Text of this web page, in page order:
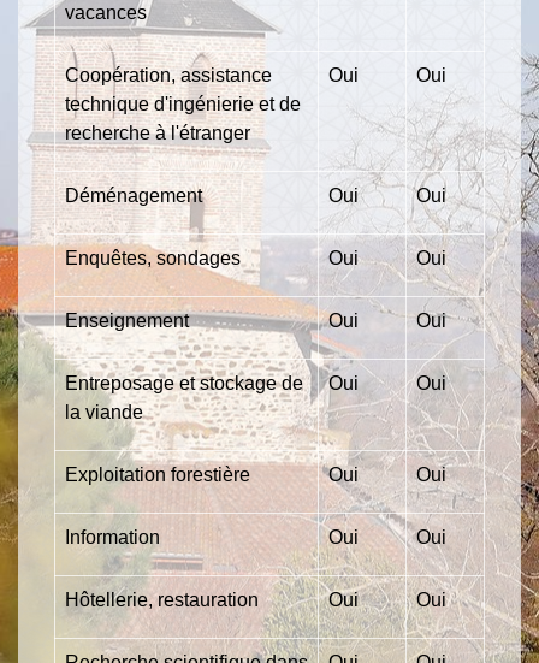
vacances
Coopération, assistance
technique d'ingénierie et de
recherche à l'étranger
Oui Oui
Déménagement Oui Oui
Enquêtes, sondages Oui Oui
Enseignement Oui Oui
Entreposage et stockage de
la viande
Oui Oui
Exploitation forestière Oui Oui
Information Oui Oui
Hôtellerie, restauration Oui Oui